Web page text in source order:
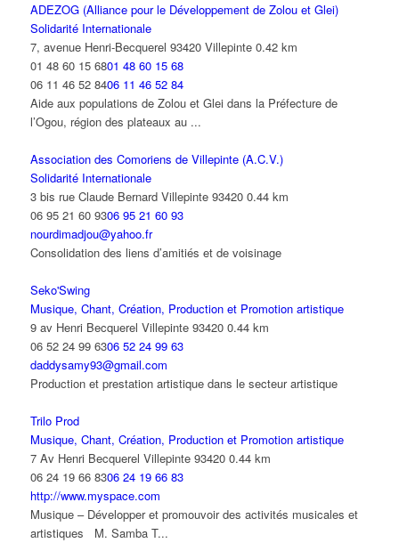
ADEZOG (Alliance pour le Développement de Zolou et Glei)
Solidarité Internationale
7, avenue Henri-Becquerel 93420 Villepinte 0.42 km
01 48 60 15 6801 48 60 15 68
06 11 46 52 8406 11 46 52 84
Aide aux populations de Zolou et Glei dans la Préfecture de
l’Ogou, région des plateaux au ...
Association des Comoriens de Villepinte (A.C.V.)
Solidarité Internationale
3 bis rue Claude Bernard Villepinte 93420 0.44 km
06 95 21 60 9306 95 21 60 93
nourdimadjou@yahoo.fr
Consolidation des liens d’amitiés et de voisinage
Seko'Swing
Musique, Chant, Création, Production et Promotion artistique
9 av Henri Becquerel Villepinte 93420 0.44 km
06 52 24 99 6306 52 24 99 63
daddysamy93@gmail.com
Production et prestation artistique dans le secteur artistique
Trilo Prod
Musique, Chant, Création, Production et Promotion artistique
7 Av Henri Becquerel Villepinte 93420 0.44 km
06 24 19 66 8306 24 19 66 83
http://www.myspace.com
Musique – Développer et promouvoir des activités musicales et
artistiques M. Samba T...